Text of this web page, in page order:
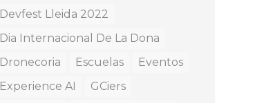
Devfest Lleida 2022
Dia Internacional De La Dona
Dronecoria
Escuelas
Eventos
Experience AI
GCiers